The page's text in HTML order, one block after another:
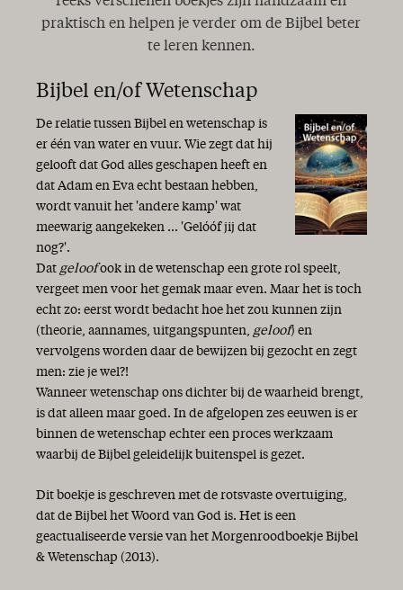
praktisch en helpen je verder om de Bijbel beter
te leren kennen.
Bijbel en/of Wetenschap
De relatie tussen Bijbel en wetenschap is
er één van water en vuur. Wie zegt dat hij
gelooft dat God alles geschapen heeft en
dat Adam en Eva echt bestaan hebben,
wordt vanuit het 'andere kamp' wat
meewarig aangekeken ... 'Gelóóf jij dat
nog?'.
Dat geloofook in de wetenschap een grote rol speelt,
vergeet men voor het gemak maar even. Maar het is toch
echt zo: eerst wordt bedacht hoe het zou kunnen zijn
(theorie, aannames, uitgangspunten, geloof) en
vervolgens worden daar de bewijzen bij gezocht en zegt
men: zie je wel?!
Wanneer wetenschap ons dichter bij de waarheid brengt,
is dat alleen maar goed. In de afgelopen zes eeuwen is er
binnen de wetenschap echter een proces werkzaam
waarbij de Bijbel geleidelijk buitenspel is gezet.
Dit boekje is geschreven met de rotsvaste overtuiging,
dat de Bijbel het Woord van God is. Het is een
geactualiseerde versie van het Morgenroodboekje Bijbel
& Wetenschap (2013).